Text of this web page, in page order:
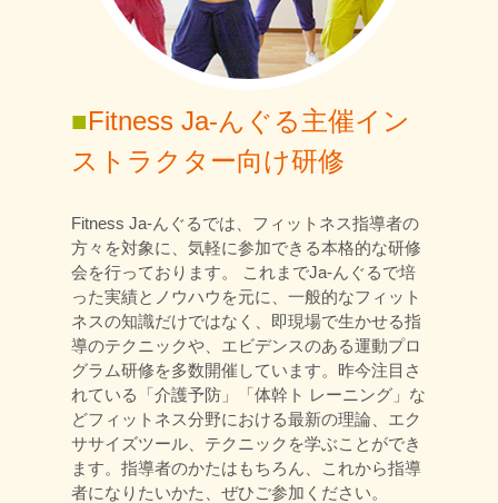
■Fitness Ja-んぐる主催イン
ストラクター向け研修
Fitness Ja-んぐるでは、フィットネス指導者の
方々を対象に、気軽に参加できる本格的な研修
会を行っております。 これまでJa-んぐるで培
った実績とノウハウを元に、一般的なフィット
ネスの知識だけではなく、即現場で生かせる指
導のテクニックや、エビデンスのある運動プロ
グラム研修を多数開催しています。昨今注目さ
れている「介護予防」「体幹ト レーニング」な
どフィットネス分野における最新の理論、エク
ササイズツール、テクニックを学ぶことができ
ます。指導者のかたはもちろん、これから指導
者になりたいかた、ぜひご参加ください。